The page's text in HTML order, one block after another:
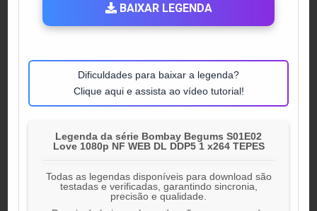
BAIXAR LEGENDA
Dificuldades para baixar a legenda?
Clique aqui e assista ao vídeo tutorial!
Legenda da série Bombay Begums S01E02
Love 1080p NF WEB DL DDP5 1 x264 TEPES
Todas as legendas disponíveis para download são
testadas e verificadas, garantindo sincronia,
precisão e qualidade.